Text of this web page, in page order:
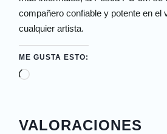
compañero confiable y potente en el
cualquier artista.
ME GUSTA ESTO:
VALORACIONES